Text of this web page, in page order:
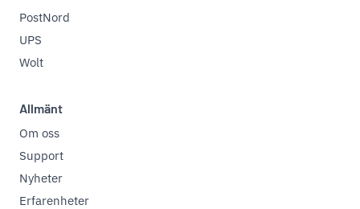
PostNord
UPS
Wolt
Allmänt
Om oss
Support
Nyheter
Erfarenheter